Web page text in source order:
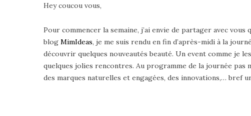
Hey coucou vous,
Pour commencer la semaine, j’ai envie de partager avec
blog MimIdeas, je me suis rendu en fin d’après-midi à la
découvrir quelques nouveautés beauté. Un event comme je
quelques jolies rencontres. Au programme de la journée pas
des marques naturelles et engagées, des innovations,… bref